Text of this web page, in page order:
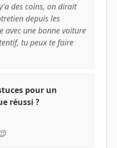
des coins, on dirait
depuis les
avec une bonne voiture
tu peux te faire
pour un
réussi ?